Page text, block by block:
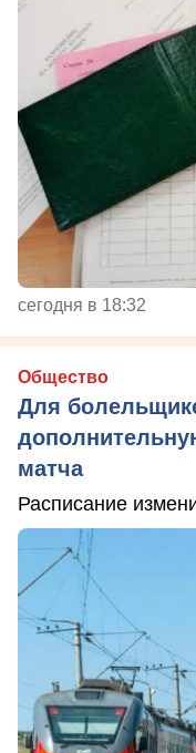
сегодня в 18:32
Общество
Для
матча
Расписание